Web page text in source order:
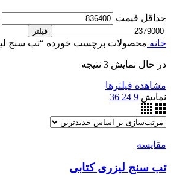
حداقل قیمت
فیلتر
خانه محصولات برچسب خورده “تب سنج
در حال نمایش 3 نتیجه
مشاهده فیلترها
نمایش 9
24
36
مقایسه
تب سنج لیزری کتابی